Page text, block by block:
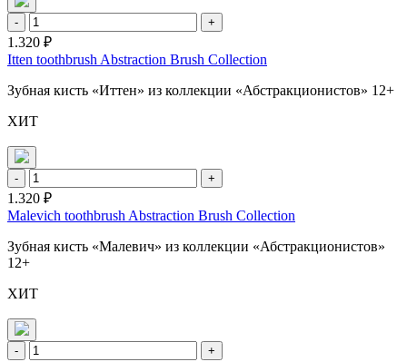
- +
1.320 ₽
Itten toothbrush Abstraction Brush Collection
Зубная кисть «Иттен» из коллекции «Абстракционистов» 12+
ХИТ
- +
1.320 ₽
Malevich toothbrush Abstraction Brush Collection
Зубная кисть «Малевич» из коллекции «Абстракционистов»
12+
ХИТ
- +